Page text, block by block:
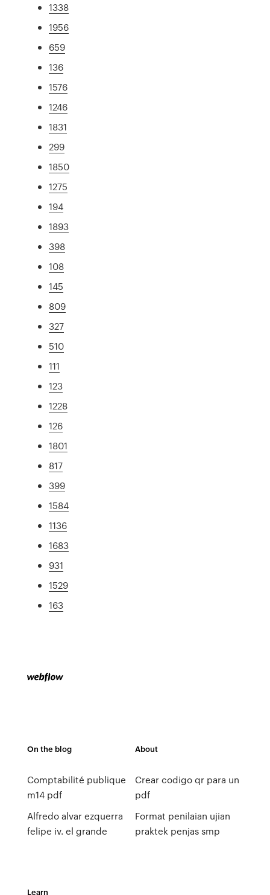
1338
1956
659
136
1576
1246
1831
299
1850
1275
194
1893
398
108
145
809
327
510
111
123
1228
126
1801
817
399
1584
1136
1683
931
1529
163
On the blog
Comptabilité publique
m14 pdf
Alfredo alvar ezquerra
felipe iv. el grande
About
Crear codigo qr para un
pdf
Format penilaian ujian
praktek penjas smp
Learn